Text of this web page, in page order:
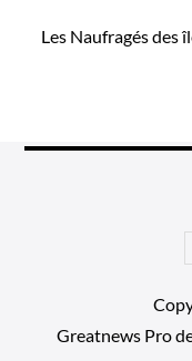
Les Naufragés des
Greatnews Pro